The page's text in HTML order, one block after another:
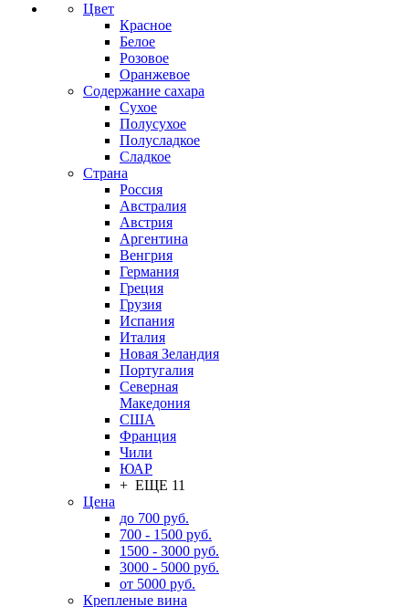
Цвет
Красное
Белое
Розовое
Оранжевое
Содержание сахара
Сухое
Полусухое
Полусладкое
Сладкое
Страна
Россия
Австралия
Австрия
Аргентина
Венгрия
Германия
Греция
Грузия
Испания
Италия
Новая Зеландия
Португалия
Северная
Македония
США
Франция
Чили
ЮАР
+ ЕЩЕ 11
Цена
до 700 руб.
700 - 1500 руб.
1500 - 3000 руб.
3000 - 5000 руб.
от 5000 руб.
Крепленые вина